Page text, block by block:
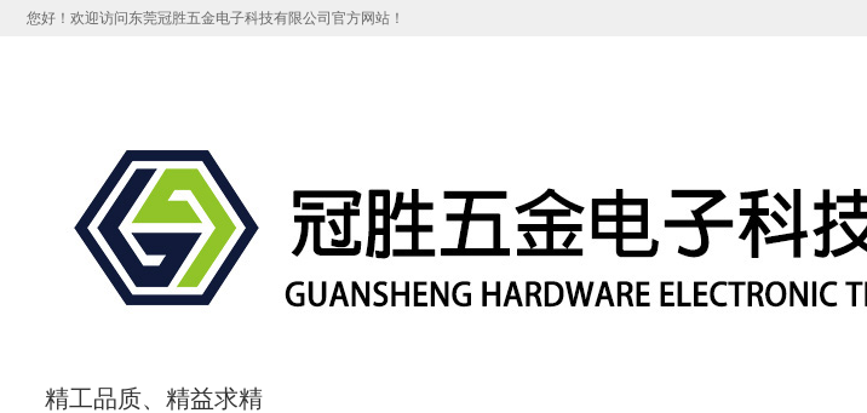
您好！欢迎访问东莞冠胜五金电子科技有限公司官方网站！
精工品质、 精益求精